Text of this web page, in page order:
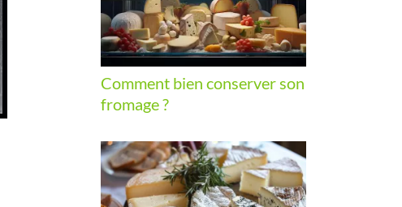
Comment bien conserver son
fromage ?